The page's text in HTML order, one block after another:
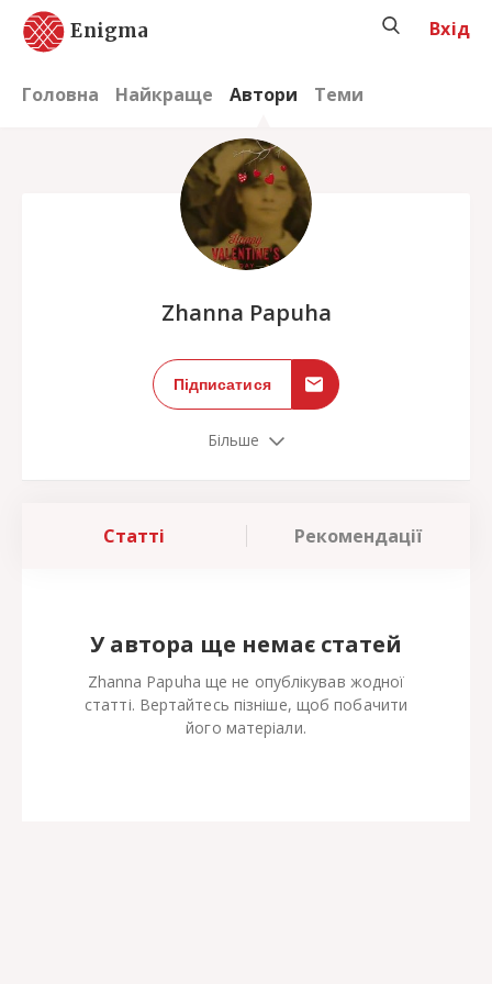
Enigma
Головна Найкраще Автори Теми
Вхід
Zhanna Papuha
Підписатися
Більше
Статті Рекомендації
У автора ще немає статей
Zhanna Papuha ще не опублікував жодної
статті. Вертайтесь пізніше, щоб побачити
його матеріали.